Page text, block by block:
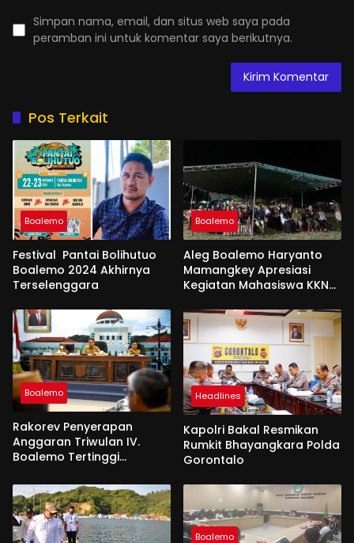
Simpan nama, email, dan situs web saya pada
peramban ini untuk komentar saya berikutnya.
Pos Terkait
Boalemo
Festival Pantai Bolihutuo
Boalemo 2024 Akhirnya
Terselenggara
Boalemo
Aleg Boalemo Haryanto
Mamangkey Apresiasi
Kegiatan Mahasiswa KKN
Boalemo
Rakorev Penyerapan
Anggaran Triwulan IV.
Boalemo Tertinggi
Headlines
Kapolri Bakal Resmikan
Rumkit Bhayangkara Polda
Gorontalo
Boalemo